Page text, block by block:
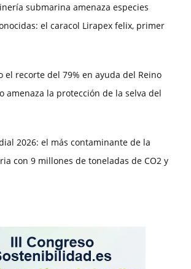
submarina amenaza especies
el caracol Lirapex felix, primer
el recorte del 79% en ayuda del Reino
amenaza la protección de la selva del
2026: el más contaminante de la
con 9 millones de toneladas de CO2 y